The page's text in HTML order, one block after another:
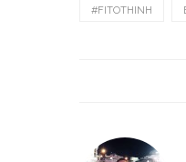
#FITOTHINH